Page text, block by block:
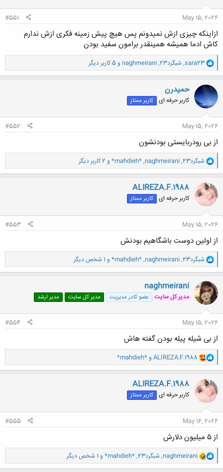
May 15, 2026
#551
ازاینکه چیزی ازش نمیدونم پس هیچ پیش زمینه فکری ازش ندارم
کاش ادما همیشه همینقدر برامون سفید بودن
و
ا
ک
ن
ش
ه
ا
sara23
, شبگرد23 ,
naghmeirani و 5 کاربر دیگر
حميدرن
کاربر حرفه ای کاربر ممتاز
May 15, 2026
#552
از بی رودربایستی بودنشون
و
ا
ک
ن
ش
ه
ا
شبگرد23 ,
naghmeirani
,
*mahdieh* و 2 کاربر دیگر
ALIREZA.F.1988
کاربر حرفه ای کاربر ممتاز
May 15, 2026
#553
از اولین دوست باشگاهیم بودنش
و
ا
ک
ن
ش
ه
ا
شبگرد23 ,
naghmeirani
,
*mahdieh* و 1 شخص دیگر
naghmeirani
مدیر کل سایت عضو کادر مدیریت مدیر کل سایت مدیر ارشد
May 15, 2026
#554
از بی شیله پیله بودن گفته هاش
و
ا
ک
ن
ش
ه
:
ALIREZA.F.1988 و*mahdieh*
ALIREZA.F.1988
کاربر حرفه ای کاربر ممتاز
May 16, 2026
#555
از ۵ میلیون دلارش
و
ا
naghmeirani
, شبگرد23 ,
*mahdieh* و 1 شخص دیگر